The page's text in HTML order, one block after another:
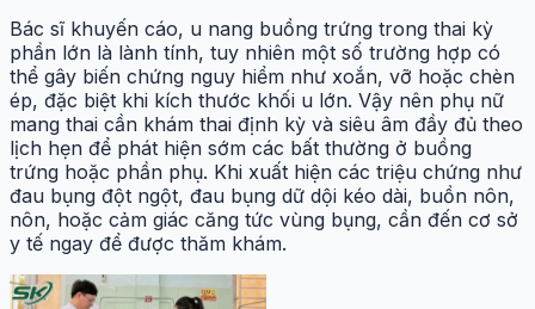
Bác sĩ khuyến cáo, u nang buồng trứng trong thai kỳ
phần lớn là lành tính, tuy nhiên một số trường hợp có
thể gây biến chứng nguy hiểm như xoắn, vỡ hoặc chèn
ép, đặc biệt khi kích thước khối u lớn. Vậy nên phụ nữ
mang thai cần khám thai định kỳ và siêu âm đầy đủ theo
lịch hẹn để phát hiện sớm các bất thường ở buồng
trứng hoặc phần phụ. Khi xuất hiện các triệu chứng như
đau bụng đột ngột, đau bụng dữ dội kéo dài, buồn nôn,
nôn, hoặc cảm giác căng tức vùng bụng, cần đến cơ sở
y tế ngay để được thăm khám.